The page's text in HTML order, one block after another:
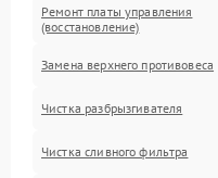
Ремонт платы управления
(восстановление)
Замена верхнего противовеса
Чистка разбрызгивателя
Чистка сливного фильтра